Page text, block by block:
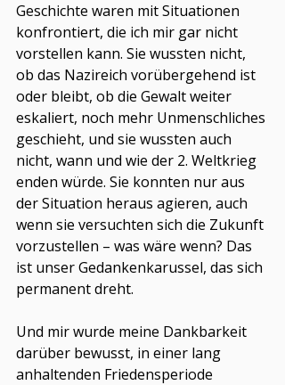
Geschichte waren mit Situationen
konfrontiert, die ich mir gar nicht
vorstellen kann. Sie wussten nicht,
ob das Nazireich vorübergehend ist
oder bleibt, ob die Gewalt weiter
eskaliert, noch mehr Unmenschliches
geschieht, und sie wussten auch
nicht, wann und wie der 2. Weltkrieg
enden würde. Sie konnten nur aus
der Situation heraus agieren, auch
wenn sie versuchten sich die Zukunft
vorzustellen – was wäre wenn? Das
ist unser Gedankenkarussel, das sich
permanent dreht.
Und mir wurde meine Dankbarkeit
darüber bewusst, in einer lang
anhaltenden Friedensperiode